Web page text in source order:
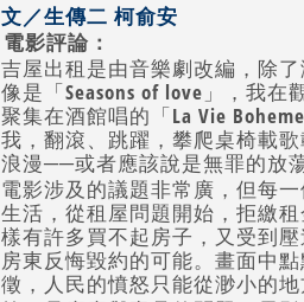
文／生傳二 柯俞安
電影評論：
吉屋出租是由音樂劇改編，除
像是「Seasons of love」，我
聚集在酒館唱的「La Vie
我，翻滾、跳躍，攀爬桌椅載
浪漫──或者應該說是無罪的放蕩
電影涉及的議題非常廣，但每
生活，從租屋問題開始，拒繳
樣有許多買不起房子，又受到
房東反悔毀約的可能。畫面中
徵，人民的憤怒只能從渺小的